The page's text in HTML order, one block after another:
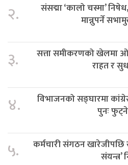
२.
संसद्मा ‘कालो चस्मा’ निषेध,
मान्नुपर्ने
३.
सत्ता समीकरणको खेलमा
राहत र
४.
विभाजनको सङ्घारमा
पुनः
५.
कर्मचारी संगठन खारेजीपछि
संयन्त्र’